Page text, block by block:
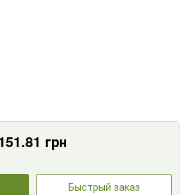
грн
Быстрый заказ